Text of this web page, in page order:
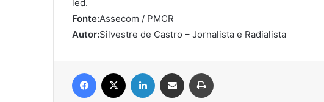
led.
Fonte:Assecom / PMCR
Autor:Silvestre de Castro – Jornalista e Radialista
Facebook Linkedin Compartilhar via e-mail